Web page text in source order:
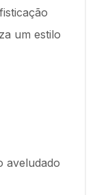
um estilo
aveludado